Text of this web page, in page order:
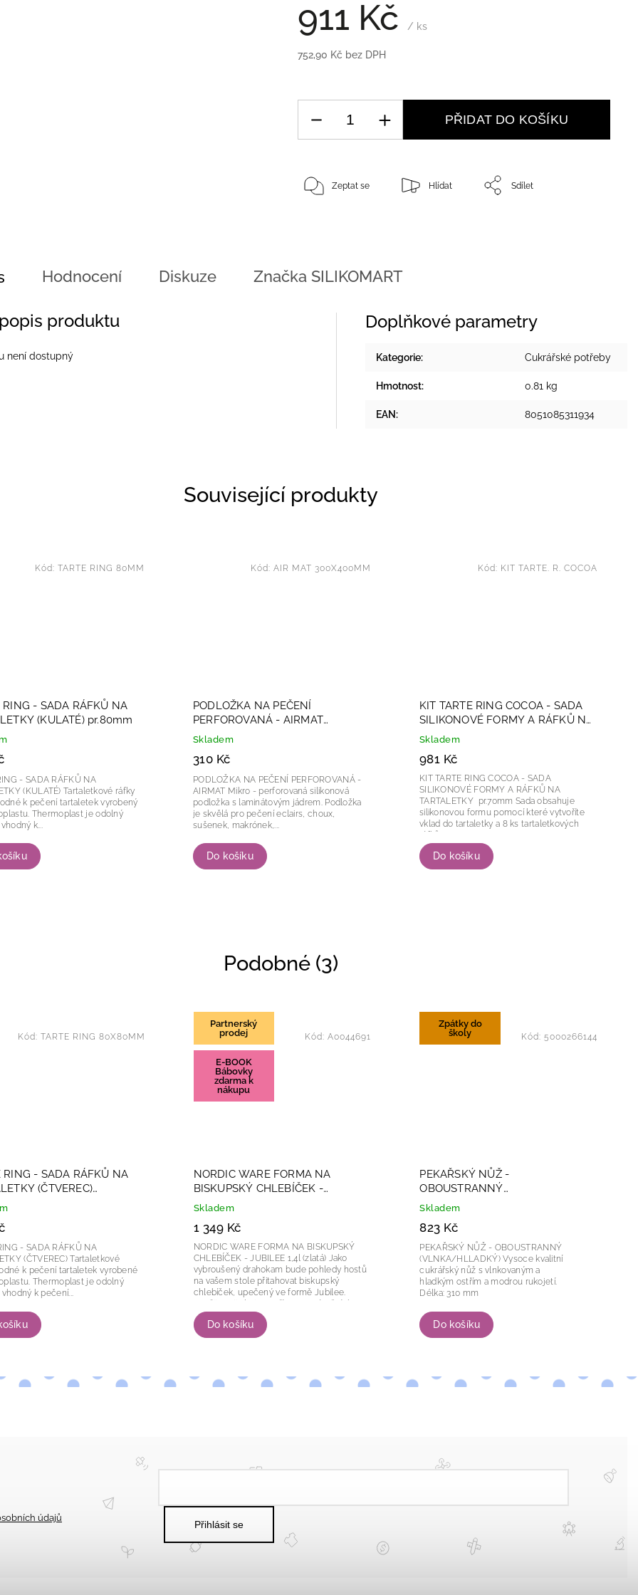
911 Kč / ks
752,90 Kč bez DPH
PŘIDAT DO KOŠÍKU
Zeptat se Hlídat Sdílet
Hodnocení Diskuze Značka SILIKOMART
produktu
není dostupný
Doplňkové parametry
Kategorie: Cukrářské potřeby
Hmotnost: 0.81 kg
EAN : 8051085311934
Související produkty
RING - SADA RÁFKŮ NA
(KULATÉ) pr.80mm
- SADA RÁFKŮ NA
Tartaletkové ráfky
k pečení tartaletek vyrobený
je odolný
k...
Kód: TARTE RING 80MM
PODLOŽKA NA PEČENÍ
PERFOROVANÁ - AIRMAT
300x400mm
Skladem
310 Kč
Do košíku
PODLOŽKA NA PEČENÍ PERFOROVANÁ -
AIRMAT Mikro - perforovaná silikonová
podložka s laminátovým jádrem. Podložka
je skvělá pro pečení eclairs, choux,
sušenek, makrónek,...
Kód: AIR MAT 300X400MM
KIT TARTE RING COCOA - SADA
SILIKONOVÉ FORMY A RÁFKŮ NA
Skladem
981 Kč
Do košíku
KIT TARTE RING COCOA - SADA
SILIKONOVÉ FORMY A RÁFKŮ NA
TARTALETKY pr.70mm Sada obsahuje
silikonovou formu pomocí které vytvoříte
vklad do tartaletky a 8 ks tartaletkových
Kód: KIT TARTE. R. COCOA
Podobné (3)
RING - SADA RÁFKŮ NA
(ČTVEREC)
- SADA RÁFKŮ NA
(ČTVEREC) Tartaletkové
k pečení tartaletek vyrobené
je odolný
k pečení...
Kód: TARTE RING 80X80MM
Partnerský
prodej
E-BOOK
Bábovky
zdarma k
nákupu
NORDIC WARE FORMA NA
BISKUPSKÝ CHLEBÍČEK -
JUBILEE 1,4l (zlatá)
Skladem
1 349 Kč
Do košíku
NORDIC WARE FORMA NA BISKUPSKÝ
CHLEBÍČEK - JUBILEE 1,4l (zlatá) Jako
vybroušený drahokam bude pohledy hostů
na vašem stole přitahovat biskupský
chlebíček, upečený ve formě Jubilee.
aspiků nebo ...
Kód:A0044691
Zpátky do
školy
PEKAŘSKÝ NŮŽ -
OBOUSTRANNÝ
(VLNKA/HLLADKÝ) 31cm
Skladem
823 Kč
Do košíku
PEKAŘSKÝ NŮŽ - OBOUSTRANNÝ
(VLNKA/HLLADKÝ) Vysoce kvalitní
cukrářský nůž s vlnkovaným a
hladkým ostřím a modrou rukojetí.
Kód: 5000266144
údajů
Přihlásit se